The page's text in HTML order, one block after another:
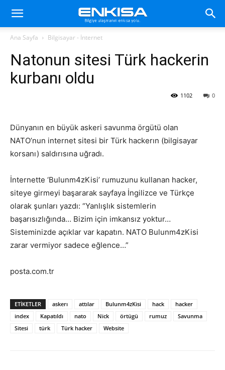
Ana Sayfa Bilgisayar - İnternet
Natonun sitesi Türk hackerin
kurbanı oldu
0
1102
Dünyanın en büyük askeri savunma örgütü olan
NATO’nun internet sitesi bir Türk hackerın (bilgisayar
korsanı) saldırısına uğradı.
İnternette ‘Bulunm4zKisi’ rumuzunu kullanan hacker,
siteye girmeyi başararak sayfaya İngilizce ve Türkçe
olarak şunları yazdı: “Yanlışlık sistemlerin
başarısızlığında… Bizim için imkansız yoktur…
Sisteminizde açıklar var kapatın. NATO Bulunm4zKisi
zarar vermiyor sadece eğlence…”
posta.com.tr
ETIKETLER askerı attılar Bulunm4zKisi hack
hacker
index
Kapatıldı nato Nick örtügü rumuz
Savunma
Sitesi
türk Türk hacker Website